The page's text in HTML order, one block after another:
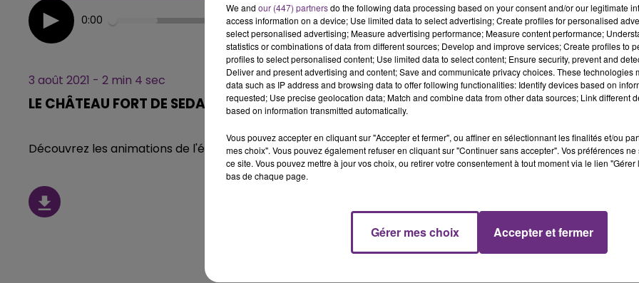
0:00 2 min 4
3 août 2021 - 2 min 4 sec
LE CHÂTEAU FORT DE SEDAN
Découvrez les animations de l'été au Château Fort de Sedan
We and our (447) partnersdo the following data processing based on your consent and/or our legitimate
access information on a device; Use limited data to select advertising; Create profiles for personalised
select personalised advertising; Measure advertising performance; Measure content performance;
statistics or combinations of data from different sources; Develop and improve services; Create profiles to
profiles to select personalised content; Use limited data to select content; Ensure security, prevent and
Deliver and present advertising and content; Save and communicate privacy choices. These technologies
data such as IP address and browsing data to offer following functionalities: Identify devices based on
requested; Use precise geolocation data; Match and combine data from other data sources; Link different
based on information transmitted automatically.
Vous pouvez accepter en cliquant sur "Accepter et fermer", ou affiner en sélectionnant les finalités et/ou
mes choix". Vous pouvez également refuser en cliquant sur "Continuer sans accepter". Vos préférences
ce site. Vous pouvez mettre à jour vos choix, ou retirer votre consentement à tout moment via le lien
bas de chaque page.
Gérer mes choix Accepter et fermer